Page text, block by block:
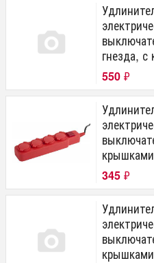
гнезда,
550 ₽
345 ₽